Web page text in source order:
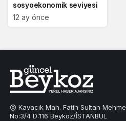
sosyoekonomik seviyesi
12 ay önce
Kavacık Mah. Fatih Sultan
No:3/4 D:116 Beykoz/İSTANBUL